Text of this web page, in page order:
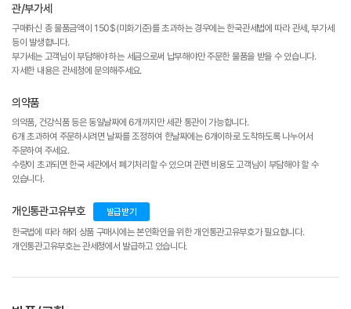
관/부가세
구매하신 총 물품금액이 150$(미화기준)를 초과하는 경우에는 한국관세법에 따라 관세, 부가세
등이 발생합니다.
부가세는 고객님이 부담해야 하는 세금으로써 납부해야만 주문한 물품을 받을 수 있습니다.
자세한 내용은 관세청에 문의해주세요.
의약품
의약품, 건강식품 등은 동일날짜에 6개까지만 세관 통관이 가능합니다.
6개 초과하여 주문하시려면 날짜를 조정하여 한날짜에는 6개이하로 도착하도록 나누어서
주문하여 주세요.
수량이 초과되면 한국 세관에서 폐기처리할 수 있으며 관련 비용도 고객님이 부담해야 할 수
있습니다.
개인통관고유부호 발급받기
한국법에 따라 해외 상품 구매시에는 본인확인을 위한 개인통관고유부호가 필요합니다.
개인통관고유부호는 관세청에서 발급하고 있습니다.